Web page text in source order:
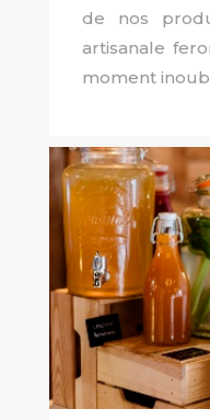
de nos
artisanale
moment